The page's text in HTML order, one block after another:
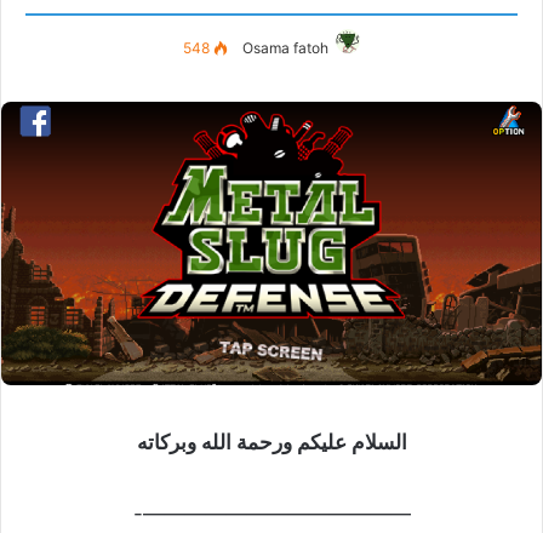
Osama fatoh
548
السلام عليكم ورحمة الله وبركاته
—————————————-